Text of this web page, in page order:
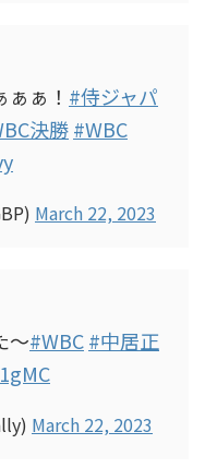
ぁ！ #侍ジャパ
決勝#WBC
March 22, 2023
〜#WBC#中居正
March 22, 2023